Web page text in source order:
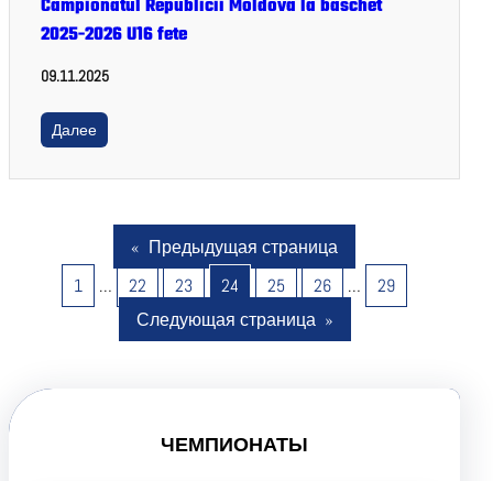
Campionatul Republicii Moldova la baschet
2025-2026 U16 fete
09.11.2025
Далее
« Предыдущая страница
1
… 22 23 24 25 26 …
29
Следующая страница »
ЧЕМПИОНАТЫ